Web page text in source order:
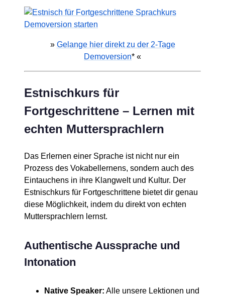
» Gelange hier direkt zu der 2-Tage
Demoversion* «
Estnischkurs für
Fortgeschrittene – Lernen mit
echten Muttersprachlern
Das Erlernen einer Sprache ist nicht nur ein
Prozess des Vokabellernens, sondern auch des
Eintauchens in ihre Klangwelt und Kultur. Der
Estnischkurs für Fortgeschrittene bietet dir genau
diese Möglichkeit, indem du direkt von echten
Muttersprachlern lernst.
Authentische Aussprache und
Intonation
Native Speaker: Alle unsere Lektionen und